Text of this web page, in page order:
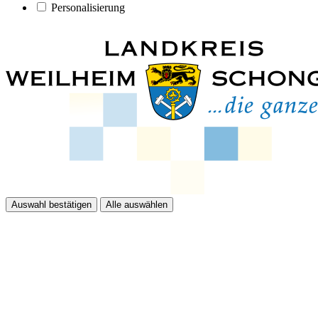
Personalisierung
Auswahl bestätigen Alle auswählen